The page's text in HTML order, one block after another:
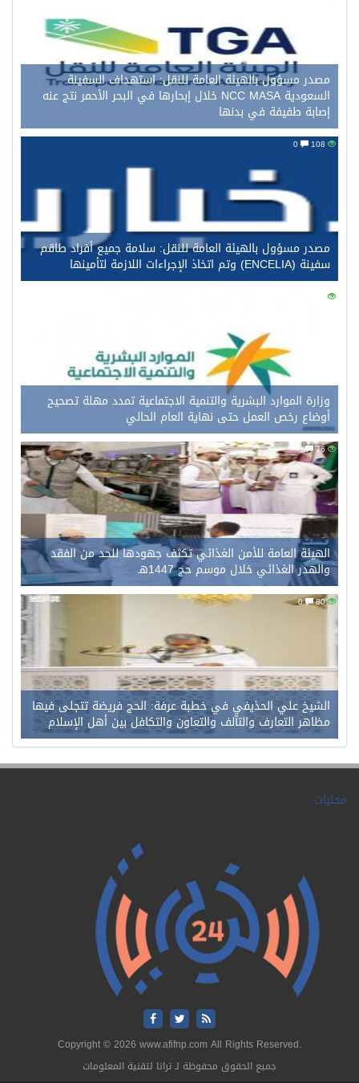
مصدر مسؤول بالهيئة العامة للنقل: استهداف السفينة
السعودية NCC MASA خلال إبحارها في البحر الأحمر نتج عنه
إصابة طفيفة في بدنها
مصدر مسؤول بالهيئة العامة للنقل: سلامة جميع أفراد طاقم
سفينة (ENCELIA) وتم اتخاذ الإجراءات اللازمة لتأمينها
96
وزارة الموارد البشرية والتنمية الاجتماعية تمدد مهلة تصحيح
أوضاع رخص العمل حتى نهاية العام الحالي
76
0
الهيئة العامة للأمن الغذائي تكثف جهودها للحد من الفقد
والهدر الغذائي خلال موسم حج 1447هـ
80
0
الشيخ علي الحذيفي في خطبة عرفة: الحج فريضة تتجلى فيها
مظاهر التعارف والتآلف والتعاون والتكافل بين أهل الإسلام
محليات
Copyright © 2026 www.afifnp.com All Rights Reserved.
جميع الحقوق محفوظة لـ ترانا لتقنية المعلومات